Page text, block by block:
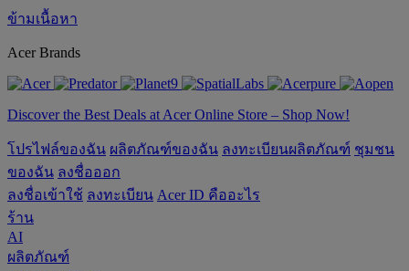
ข้ามเนื้อหา
Acer Brands
Discover the Best Deals at Acer Online Store – Shop Now!
โปรไฟล์ของฉัน ผลิตภัณฑ์ของฉัน ลงทะเบียนผลิตภัณฑ์ ชุมชน
ของฉัน ลงชื่อออก
ลงชื่อเข้าใช้ ลงทะเบียน Acer ID คืออะไร
ร้าน
AI
ผลิตภัณฑ์